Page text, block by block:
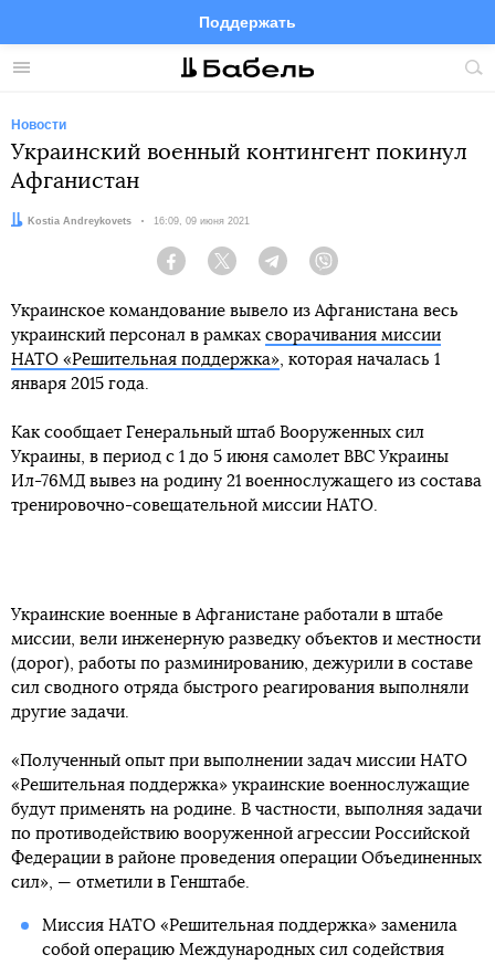
Меню
Поддержать
FacebookTelegramTwitter
Новости
Украинский военный контингент покинул
Афганистан
Автор:Kostia Andreykovets Дата:
16:09, 09 июня 2021
Facebook Twitter Telegram
Украинское командование вывело из Афганистана весь
украинский персонал в рамках сворачивания миссии
НАТО «Решительная поддержка», которая началась 1
января 2015 года.
Как сообщает Генеральный штаб Вооруженных сил
Украины, в период с 1 до 5 июня самолет ВВС Украины
Ил-76МД вывез на родину 21 военнослужащего из состава
тренировочно-совещательной миссии НАТО.
Украинские военные в Афганистане работали в штабе
миссии, вели инженерную разведку объектов и местности
(дорог), работы по разминированию, дежурили в составе
сил сводного отряда быстрого реагирования выполняли
другие задачи.
«Полученный опыт при выполнении задач миссии НАТО
«Решительная поддержка» украинские военнослужащие
будут применять на родине. В частности, выполняя задачи
по противодействию вооруженной агрессии Российской
Федерации в районе проведения операции Объединенных
сил», — отметили в Генштабе.
Миссия НАТО «Решительная поддержка» заменила
собой операцию Международных сил содействия